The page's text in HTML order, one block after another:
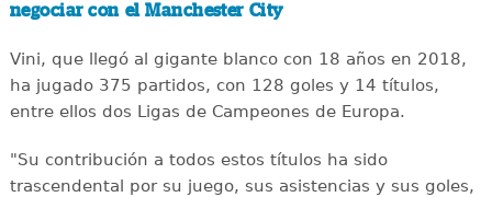
negociar con el Manchester City
Vini, que llegó al gigante blanco con 18 años en 2018,
ha jugado 375 partidos, con 128 goles y 14 títulos,
entre ellos dos Ligas de Campeones de Europa.
"Su contribución a todos estos títulos ha sido
trascendental por su juego, sus asistencias y sus goles,